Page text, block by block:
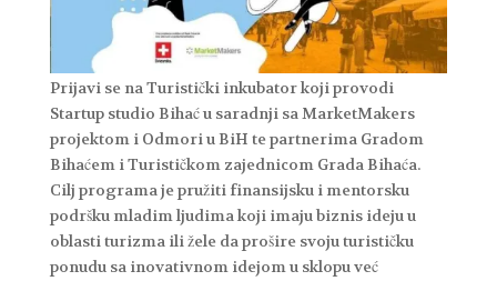
Prijavi se na Turistički inkubator koji provodi
Startup studio Bihać u saradnji sa MarketMakers
projektom i Odmori u BiH te partnerima Gradom
Bihaćem i Turističkom zajednicom Grada Bihaća.
Cilj programa je pružiti finansijsku i mentorsku
podršku mladim ljudima koji imaju biznis ideju u
oblasti turizma ili žele da prošire svoju turističku
ponudu sa inovativnom idejom u sklopu već